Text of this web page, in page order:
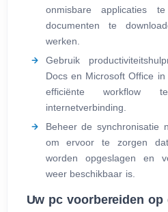
onmisbare applicaties
documenten te
werken.
Gebruik
Docs en Microsoft Office
efficiënte workflow
internetverbinding.
Beheer de synchronisatie
om ervoor te zorgen
worden opgeslagen en
weer beschikbaar is.
Uw pc voorbereiden